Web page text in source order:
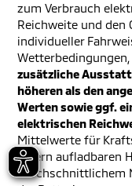
zum Verbrauch
Reichweite und den
individueller
zusätzliche
höheren als den
Werten sowie ggf.
elektrischen
Mittelwerte für
extern aufladbaren
durchschnittlichem